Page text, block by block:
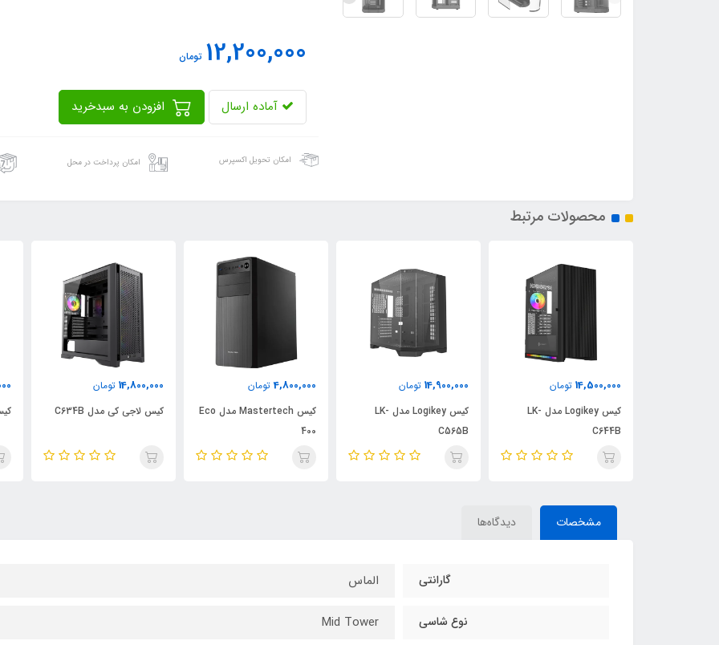
12,200,000 تومان
آماده ارسال
امکان تحویل اکسپرس امکان پرداخت در محل
محصولات مرتبط
14,900,000 تومان
کیس Logikey مدل LK-
C565B
4,800,000 تومان
400
14,800,000 تومان
کیس لاجی کی مدل C634B
15,800,000 تومان
کیس لاجیکی مدل C511B
مشخصات دیدگاه‌ها
گارانتی الماس
نوع شاسی Mid Tower